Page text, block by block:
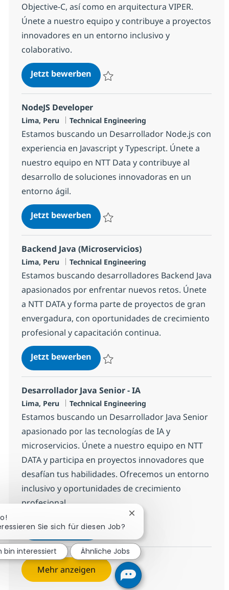
Objective-C, así como en arquitectura VIPER.
Únete a nuestro equipo y contribuye a proyectos
innovadores en un entorno inclusivo y
colaborativo.
Jetzt bewerbeniOS Developer
NodeJS Developer
Standort
Lima, Peru Kategorie
Technical Engineering
Estamos buscando un Desarrollador Node.js con
experiencia en Javascript y Typescript. Únete a
nuestro equipo en NTT Data y contribuye al
desarrollo de soluciones innovadoras en un
entorno ágil.
Jetzt bewerbenNodeJS Developer
Backend Java (Microservicios)
Standort
Lima, Peru Kategorie
Technical Engineering
Estamos buscando desarrolladores Backend Java
apasionados por enfrentar nuevos retos. Únete
a NTT DATA y forma parte de proyectos de gran
envergadura, con oportunidades de crecimiento
profesional y capacitación continua.
Jetzt bewerbenBackend Java (Microservicios)
Desarrollador Java Senior - IA
Standort
Lima, Peru Kategorie
Technical Engineering
Estamos buscando un Desarrollador Java Senior
apasionado por las tecnologías de IA y
microservicios. Únete a nuestro equipo en NTT
DATA y participa en proyectos innovadores que
desafían tus habilidades. Ofrecemos un entorno
inclusivo y oportunidades de crecimiento
profesional.
Jetzt bewerbenDesarrollador Java Senior - IA
Speichern Desarrollador Java Senior - IA
Mehr anzeigen
Sie sich für diesen Job?
Chatbot-
bin interessiert Ähnliche Jobs